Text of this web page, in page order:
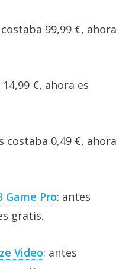
99,99 €, ahora
€, ahora es
costaba 0,49 €, ahora
Game Pro: antes
gratis.
Video: antes